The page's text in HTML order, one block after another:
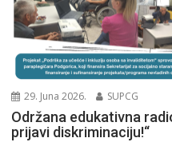
29. Juna 2026. SUPCG
Održana edukativna
prijavi diskriminaciju!“